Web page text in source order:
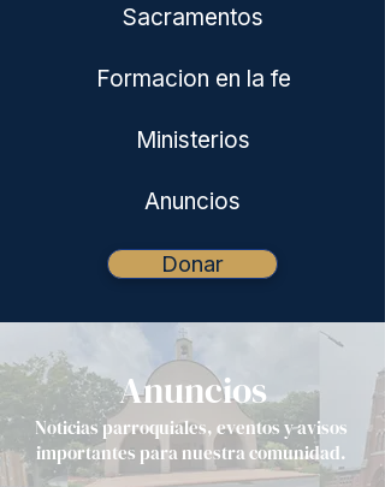
Sacramentos
Formacion en la fe
Ministerios
Anuncios
Donar
Anuncios
Noticias parroquiales, eventos y avisos
importantes para nuestra comunidad.